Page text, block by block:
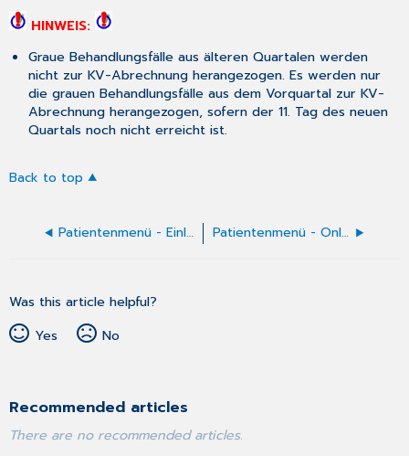
HINWEIS:
Graue Behandlungsfälle aus älteren Quartalen werden
nicht zur KV-Abrechnung herangezogen. Es werden nur
die grauen Behandlungsfälle aus dem Vorquartal zur KV-
Abrechnung herangezogen, sofern der 11. Tag des neuen
Quartals noch nicht erreicht ist.
Back to top
Patientenmenü - Einleitung Patientenmenü - Online-Zeitprofil
Was this article helpful?
Yes
No
Recommended articles
There are no recommended articles.